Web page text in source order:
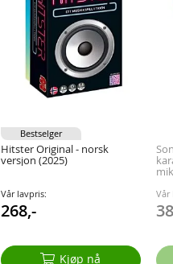
Hitster Original - norsk
versjon (2025)
Vår lavpris:
268,-
Kjøp nå
Bestselger
Vår